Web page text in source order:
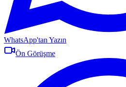
WhatsApp'tan Yazın
Ön Görüşme